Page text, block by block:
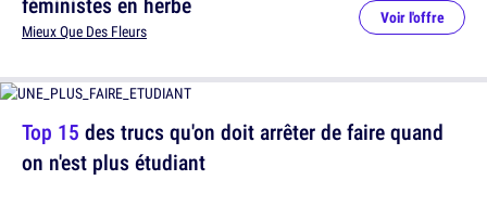
Mieux Que Des Fleurs
Voir l'offre
Top 15 des trucs qu'on doit arrêter de faire quand
on n'est plus étudiant